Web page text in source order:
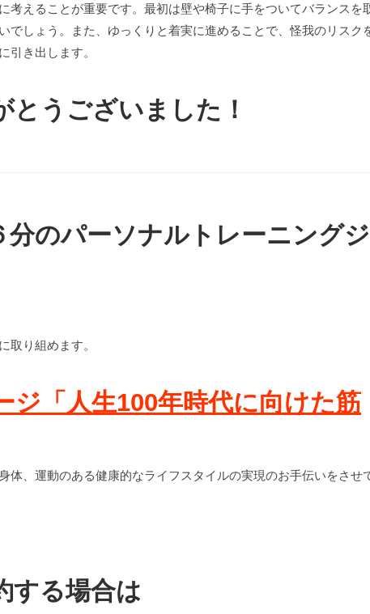
考えることが重要です。最初は壁や椅子に手をついてバランスを
でしょう。また、ゆっくりと着実に進めることで、怪我のリスク
引き出します。
うございました！
のパーソナルトレーニングジ
取り組めます。
ジ「人生100年時代に向けた筋
体、運動のある健康的なライフスタイルの実現のお手伝いをさせ
する場合は